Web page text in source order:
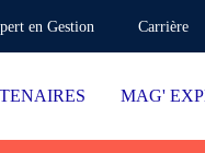
en Gestion Carrière
MAG'